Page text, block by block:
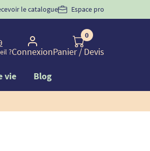
commande d'incontinence
le catalogue Espace pro
?Connexion
0
Panier/ Devis
vie Blog